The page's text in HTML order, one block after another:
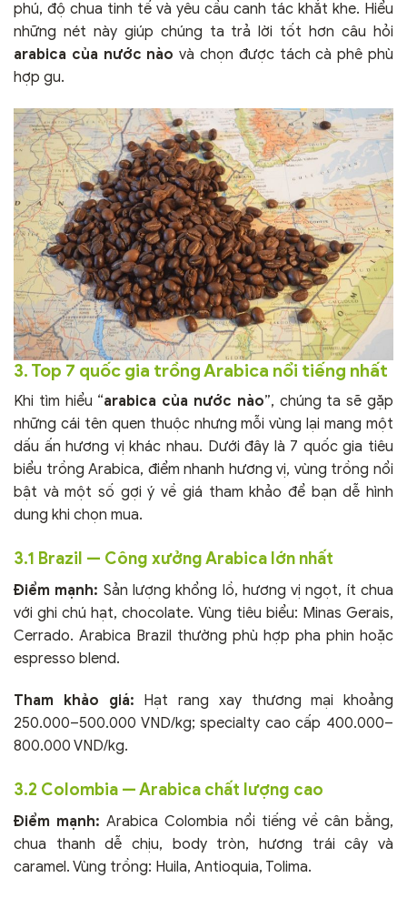
phú, độ chua tinh tế và yêu cầu canh tác khắt khe. Hiểu
những nét này giúp chúng ta trả lời tốt hơn câu hỏi
arabica của nước nào và chọn được tách cà phê phù
hợp gu.
3. Top 7 quốc gia trồng Arabica nổi tiếng nhất
Khi tìm hiểu “arabica của nước nào”, chúng ta sẽ gặp
những cái tên quen thuộc nhưng mỗi vùng lại mang một
dấu ấn hương vị khác nhau. Dưới đây là 7 quốc gia tiêu
biểu trồng Arabica, điểm nhanh hương vị, vùng trồng nổi
bật và một số gợi ý về giá tham khảo để bạn dễ hình
dung khi chọn mua.
3.1 Brazil — Công xưởng Arabica lớn nhất
Điểm mạnh: Sản lượng khổng lồ, hương vị ngọt, ít chua
với ghi chú hạt, chocolate. Vùng tiêu biểu: Minas Gerais,
Cerrado. Arabica Brazil thường phù hợp pha phin hoặc
espresso blend.
Tham khảo giá: Hạt rang xay thương mại khoảng
250.000–500.000 VND/kg; specialty cao cấp 400.000–
800.000 VND/kg.
3.2 Colombia — Arabica chất lượng cao
Điểm mạnh: Arabica Colombia nổi tiếng về cân bằng,
chua thanh dễ chịu, body tròn, hương trái cây và
caramel. Vùng trồng: Huila, Antioquia, Tolima.